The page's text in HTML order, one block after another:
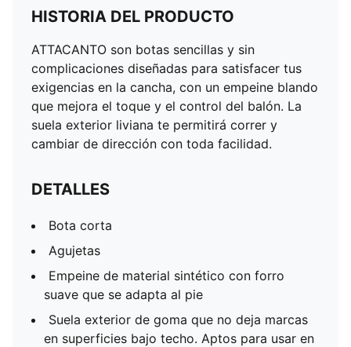
superficies bajo techo. Aptos para usar en superficies
de interiores.
IT: Tenis de futbol para interiores
Ajuste regular
PUMA Juvenil: Recomendado para niños de 8 a 16
años; para estilos junior
HISTORIA DEL PRODUCTO
ATTACANTO son botas sencillas y sin
complicaciones diseñadas para satisfacer tus
exigencias en la cancha, con un empeine blando
que mejora el toque y el control del balón. La
suela exterior liviana te permitirá correr y
cambiar de dirección con toda facilidad.
DETALLES
Bota corta
Agujetas
Empeine de material sintético con forro
suave que se adapta al pie
Suela exterior de goma que no deja marcas
en superficies bajo techo. Aptos para usar en